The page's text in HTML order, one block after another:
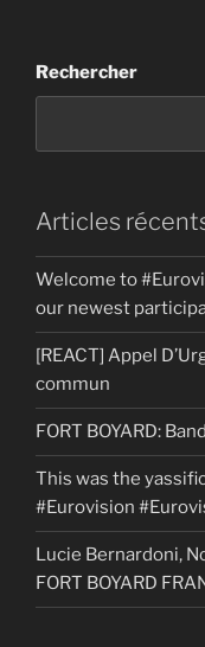
Rechercher
Articles
Welcome to
our newest
[REACT] Appel
commun
FORT BOYARD:
This was the
#Eurovision
Lucie Bernardoni,
FORT BOYARD